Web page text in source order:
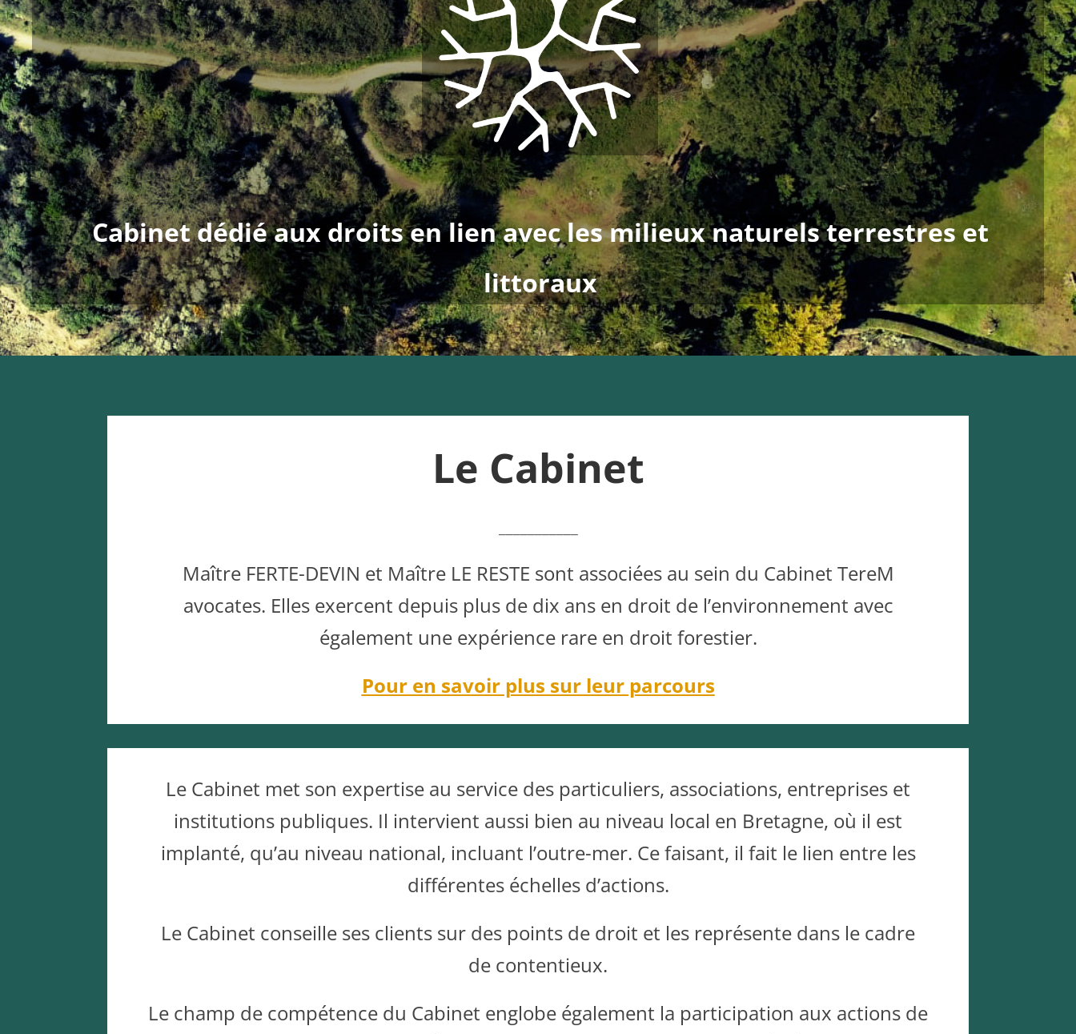
Cabinet dédié aux droits en lien avec les milieux naturels terrestres et
littoraux
Le Cabinet
Maître FERTE-DEVIN et Maître LE RESTE sont associées au sein du Cabinet TereM
avocates. Elles exercent depuis plus de dix ans en droit de l’environnement avec
également une expérience rare en droit forestier.
Pour en savoir plus sur leur parcours
Le Cabinet met son expertise au service des particuliers, associations, entreprises et
institutions publiques. Il intervient aussi bien au niveau local en Bretagne, où il est
implanté, qu’au niveau national, incluant l’outre-mer. Ce faisant, il fait le lien entre les
différentes échelles d’actions.
Le Cabinet conseille ses clients sur des points de droit et les représente dans le cadre
de contentieux.
Le champ de compétence du Cabinet englobe également la participation aux actions de